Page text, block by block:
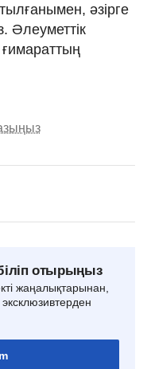
әзірге
Әлеуметтік
ғимараттың
отырыңыз
жаңалықтарынан,